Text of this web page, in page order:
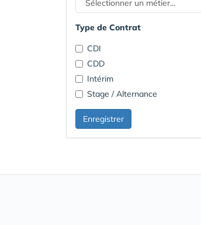
Type de Contrat
CDI
CDD
Intérim
Stage / Alternance